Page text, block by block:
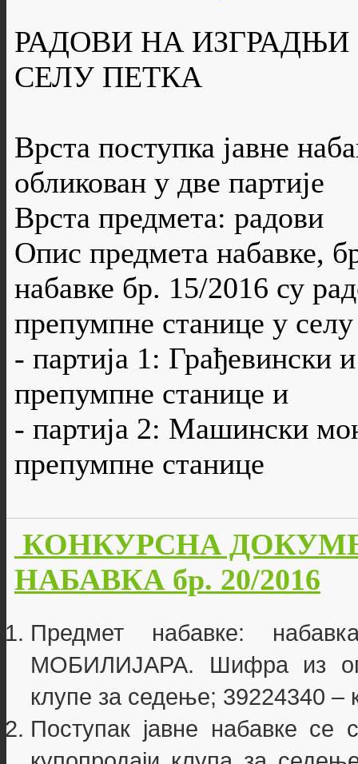
РАДОВИ НА
СЕЛУ ПЕТКА
Врста поступка јавне
обликован у две партије
Врста предмета: радови
Опис предмета набавке,
набавке бр. 15/2016 су
препумпне станице у
- партија 1: Грађевински
препумпне станице и
- партија 2: Машински
препумпне станице
КОНКУРСНА
НАБАВКА бр. 20/2016
Предмет набавке:
МОБИЛИЈАРА. Шифра из
клупе за седење; 39224340 –
Поступак јавне набавке